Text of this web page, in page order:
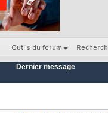
Outils du forum
Dernier message